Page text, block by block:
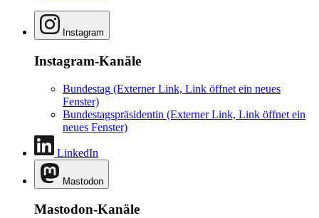
Instagram
Instagram-Kanäle
Bundestag (Externer Link, Link öffnet ein neues
Fenster)
Bundestagspräsidentin (Externer Link, Link öffnet ein
neues Fenster)
LinkedIn
Mastodon
Mastodon-Kanäle